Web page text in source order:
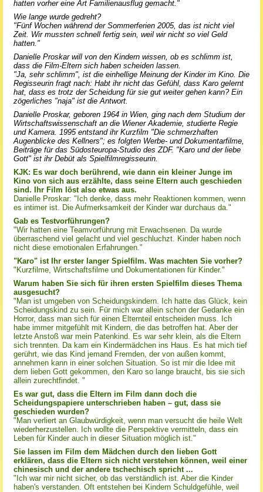
hatten vorher eine Art Familienausflug gemacht."
Wie lange wurde gedreht?
"Fünf Wochen während der Sommerferien 2005, das ist nicht viel
Zeit. Wir mussten schnell fertig sein, weil wir nicht so viel Geld
hatten."
Danielle Proskar will von den Kindern wissen, ob es schlimm ist,
dass die Film-Eltern sich haben scheiden lassen.
"Ja, sehr schlimm", ist die einhellige Meinung der Kinder im Kino. Die
Regisseurin fragt nach: Habt ihr nicht das Gefühl, dass Karo gelernt
hat, dass es trotz der Scheidung für sie gut weiter gehen kann? Ein
zögerliches "naja" ist die Antwort.
Danielle Proskar, geboren 1964 in Wien, ging nach dem Studium der
Wirtschaftswissenschaft an die Wiener Akademie, studierte Regie
und Kamera. 1995 entstand ihr Kurzfilm "Die schmerzhaften
Augenblicke des Kellners"; es folgten Werbe- und Dokumentarfilme,
Beiträge für das Südosteuropa-Studio des ZDF. "Karo und der liebe
Gott" ist ihr Debüt als Spielfilmregisseurin.
KJK: Es war doch berührend, wie dann ein kleiner Junge im
Kino von sich aus erzählte, dass seine Eltern auch geschieden
sind. Ihr Film löst also etwas aus.
Danielle Proskar: "Ich denke, dass mehr Reaktionen kommen, wenn
es intimer ist. Die Aufmerksamkeit der Kinder war durchaus da."
Gab es Testvorführungen?
"Wir hatten eine Teamvorführung mit Erwachsenen. Da wurde
überraschend viel gelacht und viel geschluchzt. Kinder haben noch
nicht diese emotionalen Erfahrungen."
"Karo" ist Ihr erster langer Spielfilm. Was machten Sie vorher?
"Kurzfilme, Wirtschaftsfilme und Dokumentationen für Kinder."
Warum haben Sie sich für ihren ersten Spielfilm dieses Thema
ausgesucht?
"Man ist umgeben von Scheidungskindern. Ich hatte das Glück, kein
Scheidungskind zu sein. Für mich war allein schon der Gedanke ein
Horror, dass man sich für einen Elternteil entscheiden muss. Ich
habe immer mitgefühlt mit Kindern, die das betroffen hat. Aber der
letzte Anstoß war mein Patenkind. Es war sehr klein, als die Eltern
sich trennten. Da kam ein Kindermädchen ins Haus. Es hat mich tief
gerührt, wie das Kind jemand Fremden, der von außen kommt,
annehmen kann in einer solchen Situation. So ist mir die Idee mit
dem lieben Gott gekommen, den Karo so lange braucht, bis sie sich
allein zurechtfindet. "
Es war gut, dass die Eltern im Film dann doch die
Scheidungspapiere unterschrieben haben – gut, dass sie
geschieden wurden?
"Man verliert an Glaubwürdigkeit, wenn man versucht die heile Welt
wiederherzustellen. Ich wollte die Perspektive vermitteln, dass ein
Leben für Kinder auch in dieser Situation möglich ist."
Sie lassen im Film dem Mädchen durch den lieben Gott
erklären, dass die Eltern sich nicht verstehen können, weil einer
chinesisch und der andere tschechisch spricht ...
"Ich war mir nicht sicher, ob das verständlich ist. Aber die Kinder
haben's verstanden. Oft entstehen bei Kindern Schuldgefühle, weil